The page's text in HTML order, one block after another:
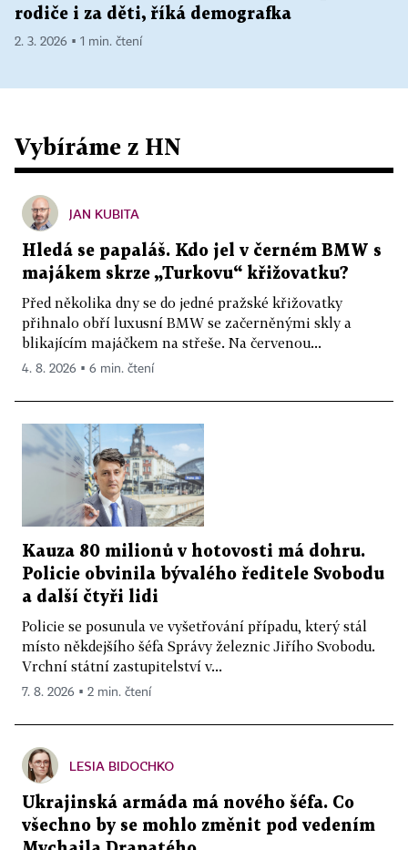
rodiče i za děti, říká demografka
2. 3. 2026 ▪ 1 min. čtení
Vybíráme z HN
JAN KUBITA
Hledá se papaláš. Kdo jel v černém BMW s
majákem skrze „Turkovu“ křižovatku?
Před několika dny se do jedné pražské křižovatky
přihnalo obří luxusní BMW se začerněnými skly a
blikajícím majáčkem na střeše. Na červenou...
4. 8. 2026 ▪ 6 min. čtení
Kauza 80 milionů v hotovosti má dohru.
Policie obvinila bývalého ředitele Svobodu
a další čtyři lidi
Policie se posunula ve vyšetřování případu, který stál
místo někdejšího šéfa Správy železnic Jiřího Svobodu.
Vrchní státní zastupitelství v...
7. 8. 2026 ▪ 2 min. čtení
LESIA BIDOCHKO
Ukrajinská armáda má nového šéfa. Co
všechno by se mohlo změnit pod vedením